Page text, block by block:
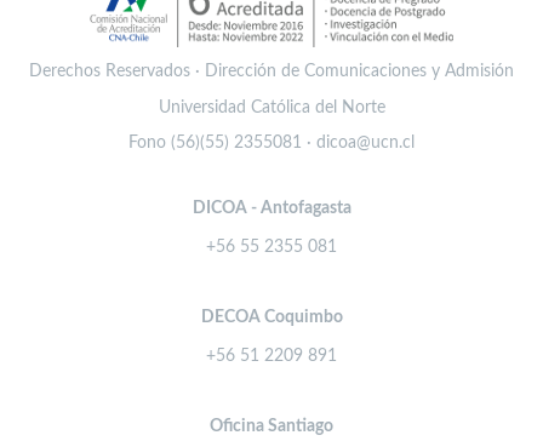
Derechos Reservados · Dirección de Comunicaciones y Admisión
Universidad Católica del Norte
Fono (56)(55) 2355081 · dicoa@ucn.cl
DICOA - Antofagasta
+56 55 2355 081
DECOA Coquimbo
+56 51 2209 891
Oficina Santiago